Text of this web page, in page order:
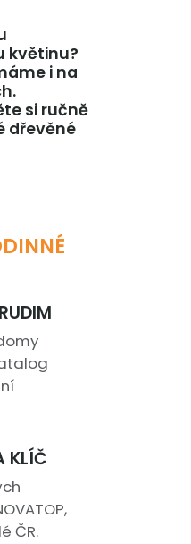
květinu?
i na
si ručně
dřevěné
KLÍČ
ČR.